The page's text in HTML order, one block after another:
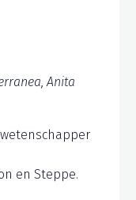
Anita
en Steppe.